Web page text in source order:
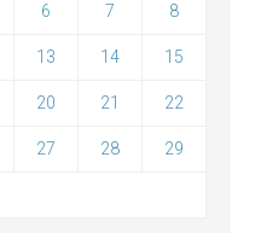
6 7 8
13 14 15
20 21 22
27 28 29